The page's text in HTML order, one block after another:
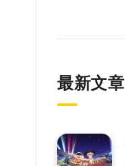
最新文章